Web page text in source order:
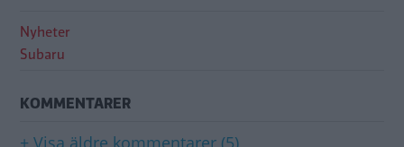
Nyheter
Subaru
KOMMENTARER
+ Visa äldre kommentarer (5)